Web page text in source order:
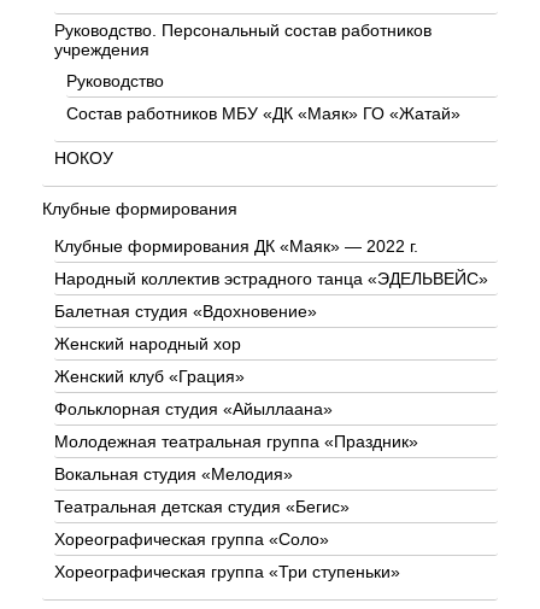
Руководство. Персональный состав работников
учреждения
Руководство
Состав работников МБУ «ДК «Маяк» ГО «Жатай»
НОКОУ
Клубные формирования
Клубные формирования ДК «Маяк» — 2022 г.
Народный коллектив эстрадного танца «ЭДЕЛЬВЕЙС»
Балетная студия «Вдохновение»
Женский народный хор
Женский клуб «Грация»
Фольклорная студия «Айыллаана»
Молодежная театральная группа «Праздник»
Вокальная студия «Мелодия»
Театральная детская студия «Бегис»
Хореографическая группа «Соло»
Хореографическая группа «Три ступеньки»